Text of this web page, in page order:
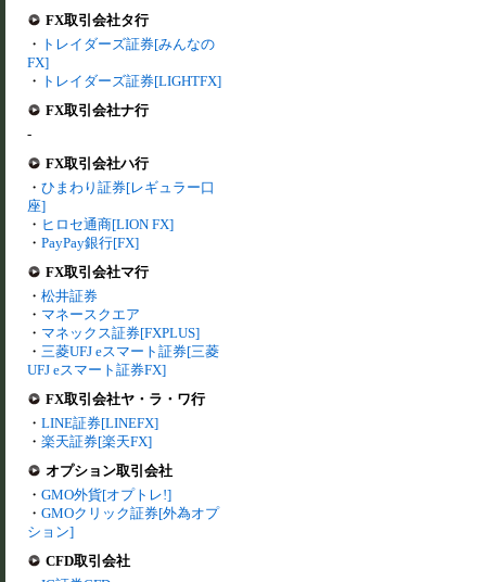
FX取引会社タ行
・ トレイダーズ証券[みんなの
FX]
・ トレイダーズ証券[LIGHTFX]
FX取引会社ナ行
-
FX取引会社ハ行
・ ひまわり証券[レギュラー口
座]
・ ヒロセ通商[LION FX]
・ PayPay銀行[FX]
FX取引会社マ行
・ 松井証券
・ マネースクエア
・ マネックス証券[FXPLUS]
・ 三菱UFJ eスマート証券[三菱
UFJ eスマート証券FX]
FX取引会社ヤ・ラ・ワ行
・ LINE証券[LINEFX]
・ 楽天証券[楽天FX]
オプション取引会社
・ GMO外貨[オプトレ!]
・ GMOクリック証券[外為オプ
ション]
CFD取引会社